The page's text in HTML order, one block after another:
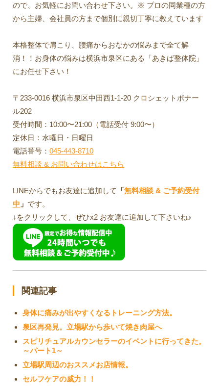
ので、お気軽にお問い合わせ下さい。※ プロの同業種の方
から主婦、会社員の方まで個別に親切丁寧に教えています
本格整体で肩こり、腰痛からおなかの悩みまで全て解
消！！お身体の悩みは横浜市泉区にある「あきば整体院」
にお任せ下さい！
〒233-0016 横浜市泉区中田西1-1-20 クロシェットポナー
ル202
受付時間：10:00〜21:00（電話受付 9:00〜）
定休日：水曜日・日曜日
電話番号：045-443-8710
無料相談 & お問い合わせはこちら
LINEからでもお友達に追加して 「無料相談 & ご予約受付
中 」 です。
↓をクリックして、ぜひx2 お友達に追加して下さいね♪
関連記事
身体に痛みが出やすくなるトレーニング方法。
泉区再発見。立場駅から歩いて焼き肉屋へ
スピリチュアルカウンセラーのイベントに行ってきた。
～パート1～
立場駅周辺のおススメお店情報。
セルフケアの威力！！